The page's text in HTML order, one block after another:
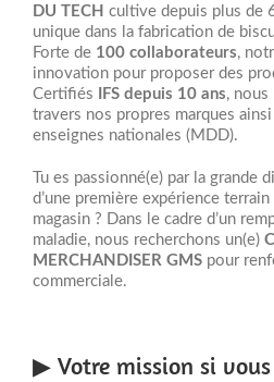
DU TECH cultive depuis plus de
unique dans la fabrication de
Forte de 100 collaborateurs,
innovation pour proposer des
Certifiés
IFS depuis 10 ans, nous
travers nos propres marques
enseignes nationales (MDD).
Tu es passionné(e) par la grande
d’une première expérience
magasin ? Dans le cadre d’un
maladie, nous recherchons un(e)
MERCHANDISER GMSpour
commerciale.
▶ Votre mission si vous